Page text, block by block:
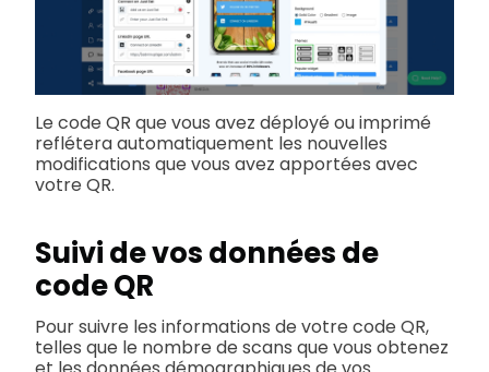
Le code QR que vous avez déployé ou imprimé
reflétera automatiquement les nouvelles
modifications que vous avez apportées avec
votre QR.
Suivi de vos données de
code QR
Pour suivre les informations de votre code QR,
telles que le nombre de scans que vous obtenez